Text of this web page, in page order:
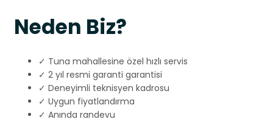
Neden Biz?
✓ Tuna mahallesine özel hızlı servis
✓ 2 yıl resmi garanti garantisi
✓ Deneyimli teknisyen kadrosu
✓ Uygun fiyatlandırma
✓ Anında randevu